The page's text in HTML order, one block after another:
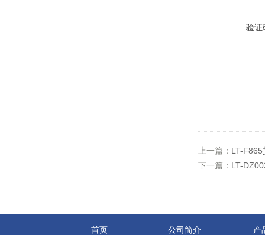
验证
上一篇： LT-
下一篇： LT-
首页 公司简介 产